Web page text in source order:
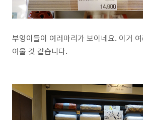
부엉이들이 여러마리가 보이네요. 이거
여울 것 같습니다.